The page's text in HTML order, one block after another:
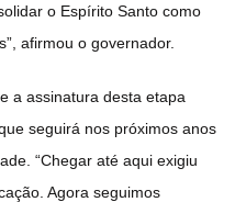
o Espírito Santo como
afirmou o governador.
a assinatura desta etapa
seguirá nos próximos anos
“Chegar até aqui exigiu
Agora seguimos